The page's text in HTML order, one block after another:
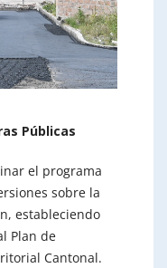
Públicas
el programa
sobre la
estableciendo
Plan de
Cantonal.